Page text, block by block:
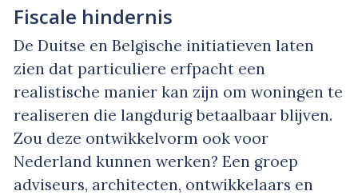
Fiscale hindernis
De Duitse en Belgische initiatieven laten
zien dat particuliere erfpacht een
realistische manier kan zijn om woningen te
realiseren die langdurig betaalbaar blijven.
Zou deze ontwikkelvorm ook voor
Nederland kunnen werken? Een groep
adviseurs, architecten, ontwikkelaars en